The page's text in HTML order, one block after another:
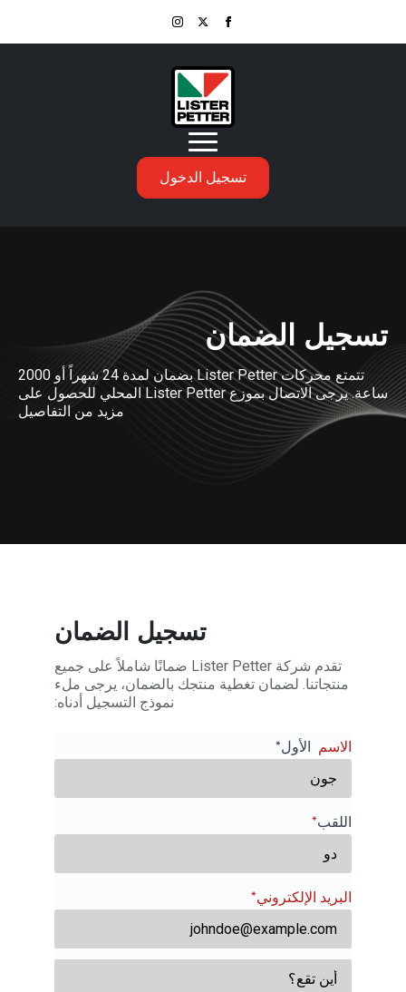
تسجيل الدخول
تسجيل الضمان
تتمتع محركات Lister Petter بضمان لمدة 24 شهراً أو 2000
ساعة. يرجى الاتصال بموزع Lister Petter المحلي للحصول على
مزيد من التفاصيل
تسجيل الضمان
تقدم شركة Lister Petter ضمانًا شاملاً على جميع
منتجاتنا. لضمان تغطية منتجك بالضمان، يرجى ملء
نموذج التسجيل أدناه:
الاسم الأول*
اللقب*
البريد الإلكتروني*